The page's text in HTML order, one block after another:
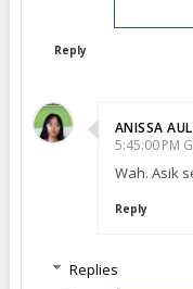
Reply
ANISSA
5:45:00 PM
Wah. Asik
Reply
Replies